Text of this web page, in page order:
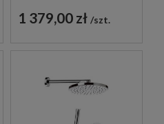
DWUUCHWYTOWA
CHROM
1 379,00 zł szt.